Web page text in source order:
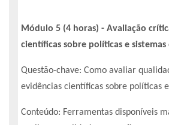
Módulo 5 (4 horas) - Avaliação
científicas sobre políticas e sistemas
Questão-chave: Como avaliar
evidências científicas sobre políticas
Conteúdo: Ferramentas disponíveis